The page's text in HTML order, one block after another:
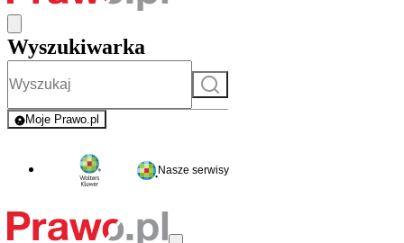
Wyszukiwarka
Szukaj
Moje Prawo.pl
- rejestracja i logowanie do serwisu
Nasze serwisy